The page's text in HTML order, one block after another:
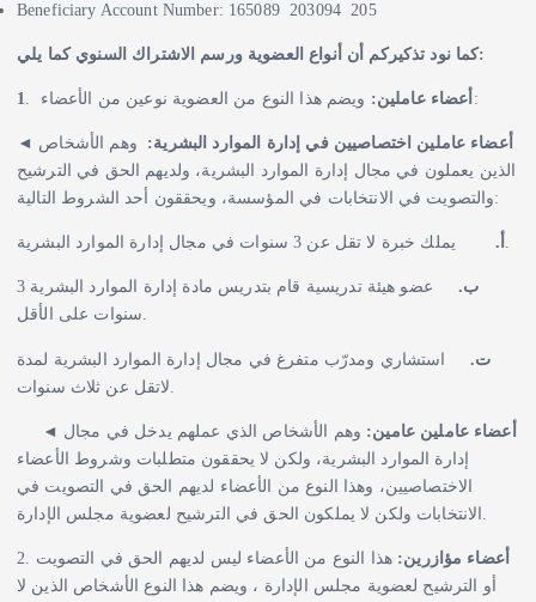
Beneficiary Account Number: 165089 203094 205
كما نود تذكيركم أن أنواع العضوية ورسم الاشتراك السنوي كما يلي:
1. أعضاء عاملين: ويضم هذا النوع من العضوية نوعين من الأعضاء:
◄ أعضاء عاملين اختصاصيين في إدارة الموارد البشرية: وهم الأشخاص
الذين يعملون في مجال إدارة الموارد البشرية، ولديهم الحق في الترشيح
والتصويت في الانتخابات في المؤسسة، ويحققون أحد الشروط التالية:
أ‌. يملك خبرة لا تقل عن 3 سنوات في مجال إدارة الموارد البشرية.
ب‌.
عضو هيئة تدريسية قام بتدريس مادة إدارة الموارد البشرية 3
سنوات على الأقل.
ت‌.
استشاري ومدرّب متفرغ في مجال إدارة الموارد البشرية لمدة
◄ أعضاء عاملين عامين: وهم الأشخاص الذي عملهم يدخل في مجال
إدارة الموارد البشرية، ولكن لا يحققون متطلبات وشروط الأعضاء
الاختصاصيين، وهذا النوع من الأعضاء لديهم الحق في التصويت في
2. أعضاء مؤازرين: هذا النوع من الأعضاء ليس لديهم الحق في التصويت
أو الترشيح لعضوية مجلس الإدارة ، ويضم هذا النوع الأشخاص الذين لا